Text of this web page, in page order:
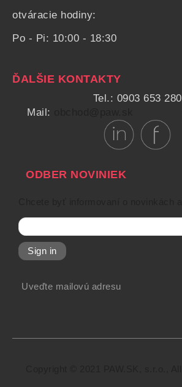
otváracie hodiny:
Po - Pi: 10:00 - 18:30
ĎALŠIE KONTAKTY
Tel.: 0903 653 280
Mail:
ODBER NOVINIEK
Sign in
Uveďte mailovú adresu